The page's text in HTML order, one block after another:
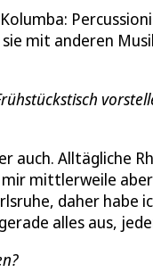
mit anderen
auch. Alltägliche
mittlerweile
daher habe
alles aus,